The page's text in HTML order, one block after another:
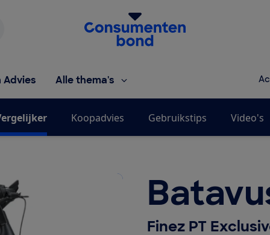
Homepage van de Consumentenbond
Advies Alle thema's
Koopadvies Gebruikstips Video's
Finez PT